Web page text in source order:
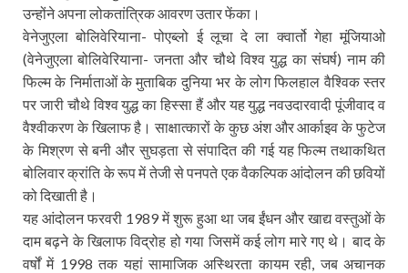
उन्होंने अपना लोकतांत्रिक आवरण उतार फेंका।
वेनेजुएला बोलिवेरियाना- पोएब्लो ई लूचा दे ला क्वार्तो गेहा मूंजियाओ
(वेनेजुएला बोलिवेरियाना- जनता और चौथे विश्व युद्ध का संघर्ष) नाम की
फिल्म के निर्माताओं के मुताबिक दुनिया भर के लोग फिलहाल वैश्विक स्तर
पर जारी चौथे विश्व युद्ध का हिस्सा हैं और यह युद्ध नवउदारवादी पूंजीवाद व
वैश्वीकरण के खिलाफ है। साक्षात्कारों के कुछ अंश और आर्काइव के फुटेज
के मिश्रण से बनी और सुघड़ता से संपादित की गई यह फिल्म तथाकथित
बोलिवार क्रांति के रूप में तेजी से पनपते एक वैकल्पिक आंदोलन की छवियों
को दिखाती है।
यह आंदोलन फरवरी 1989 में शुरू हुआ था जब ईंधन और खाद्य वस्तुओं के
दाम बढ़ने के खिलाफ विद्रोह हो गया जिसमें कई लोग मारे गए थे। बाद के
वर्षों में 1998 तक यहां सामाजिक अस्थिरता कायम रही, जब अचानक